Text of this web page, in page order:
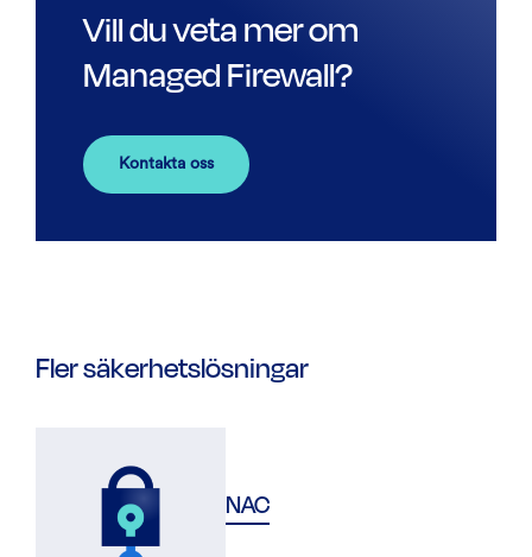
Vill du veta mer om
Managed Firewall?
Kontakta oss
Fler säkerhetslösningar
NAC